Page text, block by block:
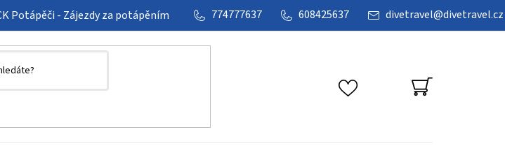
Potápěči - Zájezdy za potápěním divetravel@divetravel.cz
608425637
774777637
NÁKUPNÍ
KOŠÍK